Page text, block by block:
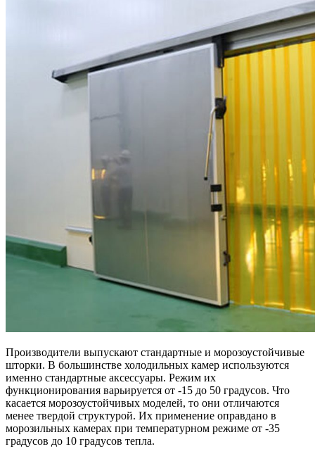
Производители выпускают стандартные и морозоустойчивые
шторки. В большинстве холодильных камер используются
именно стандартные аксессуары. Режим их
функционирования варьируется от -15 до 50 градусов. Что
касается морозоустойчивых моделей, то они отличаются
менее твердой структурой. Их применение оправдано в
морозильных камерах при температурном режиме от -35
градусов до 10 градусов тепла.